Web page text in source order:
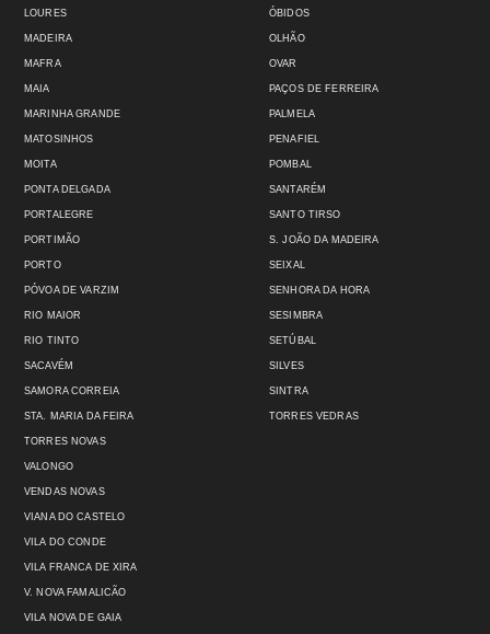
LOURES
MADEIRA
MAFRA
MAIA
MARINHA GRANDE
MATOSINHOS
MOITA
ÓBIDOS
OLHÃO
OVAR
PAÇOS DE FERREIRA
PALMELA
PENAFIEL
POMBAL
PONTA DELGADA
PORTALEGRE
PORTIMÃO
PORTO
PÓVOA DE VARZIM
RIO MAIOR
RIO TINTO
SACAVÉM
SAMORA CORREIA
STA. MARIA DA FEIRA
SANTARÉM
SANTO TIRSO
S. JOÃO DA MADEIRA
SEIXAL
SENHORA DA HORA
SESIMBRA
SETÚBAL
SILVES
SINTRA
TORRES VEDRAS
TORRES NOVAS
VALONGO
VENDAS NOVAS
VIANA DO CASTELO
VILA DO CONDE
VILA FRANCA DE XIRA
V. NOVA FAMALICÃO
VILA NOVA DE GAIA